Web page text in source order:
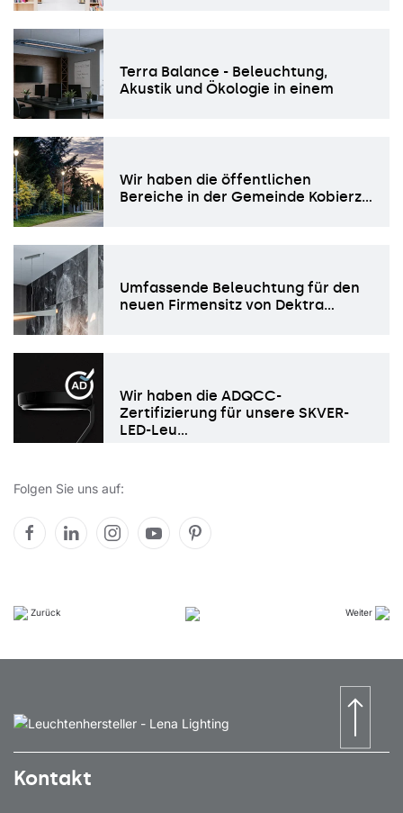
Terra Balance - Beleuchtung,
Akustik und Ökologie in einem
Wir haben die öffentlichen
Bereiche in der Gemeinde Kobierz…
Umfassende Beleuchtung für den
neuen Firmensitz von Dektra…
Wir haben die ADQCC-
Zertifizierung für unsere SKVER-
LED-Leu…
Folgen Sie uns auf:
Zurück Weiter
Kontakt